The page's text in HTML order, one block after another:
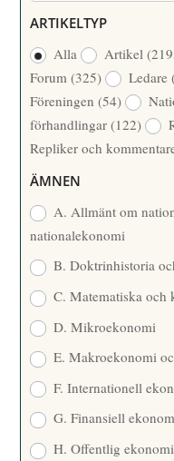
/
Å
R
R
F
A
T
T
A
R
ARTIKELTYP
Alla
Artikel
Forum(325) Ledare
Föreningen(54)
förhandlingar(122)
Repliker och
ÄMNEN
A. Allmänt om
nationalekonomi
B. Doktrinhistoria
C. Matematiska och
D. Mikroekonomi
E. Makroekonomi
F. Internationell
G. Finansiell
H. Offentlig ekonomi